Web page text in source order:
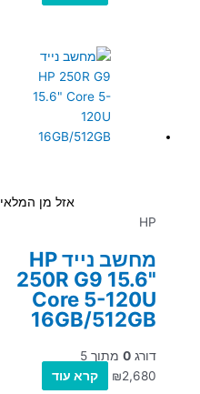
אזל מן המלאי
HP
מחשב נייד HP
250R G9 15.6"
Core 5-120U
16GB/512GB
דורג 0 מתוך 5
₪2,680 קרא עוד